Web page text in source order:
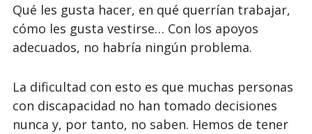
Qué les gusta hacer, en qué querrían trabajar,
cómo les gusta vestirse… Con los apoyos
adecuados, no habría ningún problema.
La dificultad con esto es que muchas personas
con discapacidad no han tomado decisiones
nunca y, por tanto, no saben. Hemos de tener